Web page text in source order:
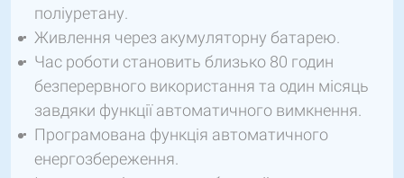
поліуретану.
Живлення через акумуляторну батарею.
Час роботи становить близько 80 годин
безперервного використання та один місяць
завдяки функції автоматичного вимкнення.
Програмована функція автоматичного
енергозбереження.